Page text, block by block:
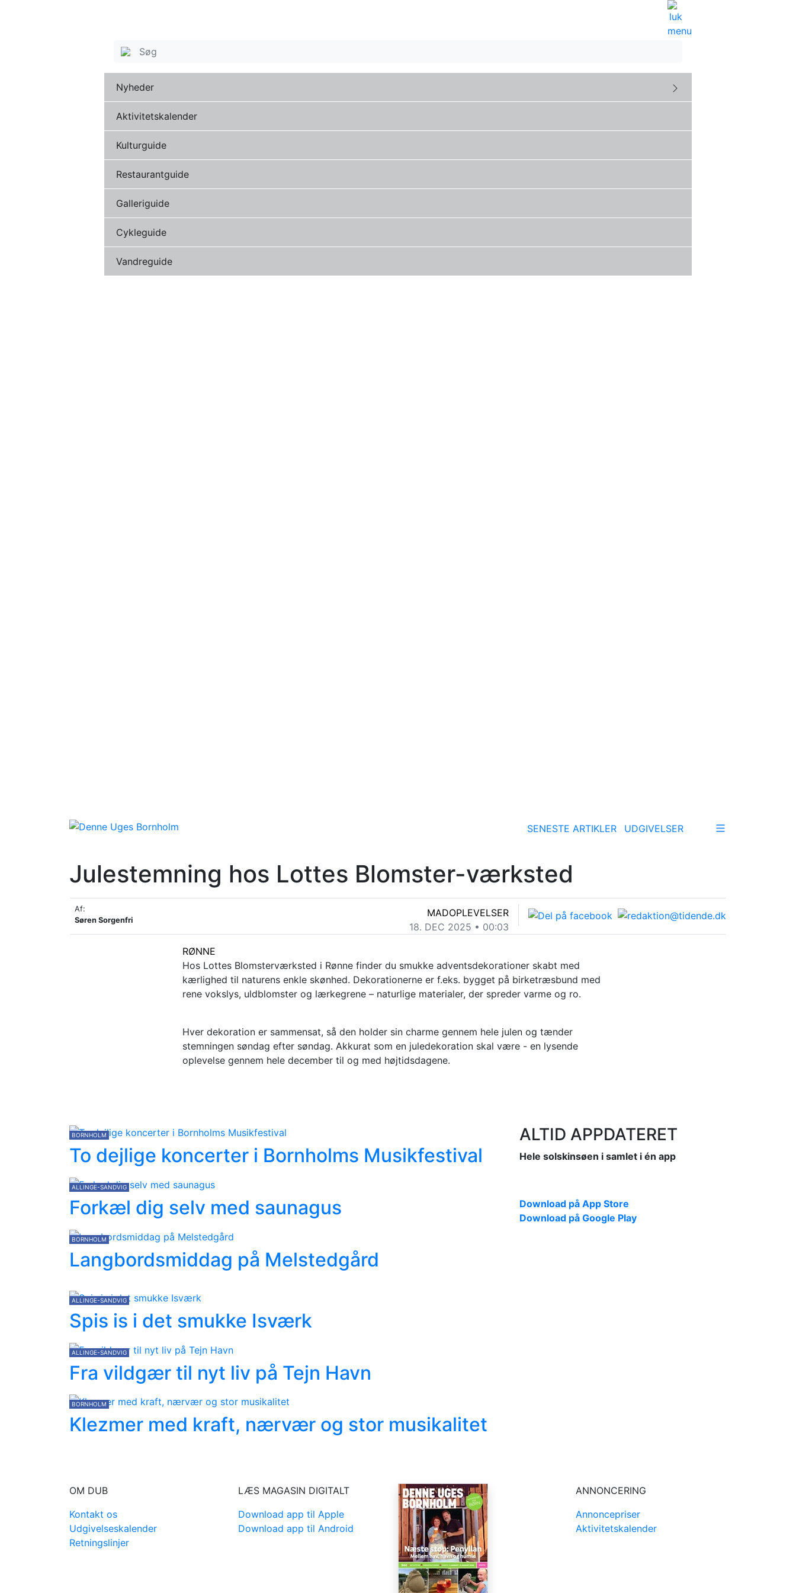
Nyheder
Aktivitetskalender
Kulturguide
Restaurantguide
Galleriguide
Cykleguide
Vandreguide
SENESTE ARTIKLER UDGIVELSER
Julestemning hos Lottes Blomster-værksted
Af:
Søren Sorgenfri
MADOPLEVELSER
18. DEC 2025 • 00:03
RØNNE
Hos Lottes Blomsterværksted i Rønne finder du smukke adventsdekorationer skabt med
kærlighed til naturens enkle skønhed. Dekorationerne er f.eks. bygget på birketræsbund med
rene vokslys, uldblomster og lærkegrene – naturlige materialer, der spreder varme og ro.
Hver dekoration er sammensat, så den holder sin charme gennem hele julen og tænder
stemningen søndag efter søndag. Akkurat som en juledekoration skal være - en lysende
oplevelse gennem hele december til og med højtidsdagene.
BORNHOLM
To dejlige koncerter i Bornholms Musikfestival
ALLINGE-SANDVIG
Forkæl dig selv med saunagus
BORNHOLM
Langbordsmiddag på Melstedgård
ALTID APPDATERET
Hele solskinsøen i samlet i én app
Download på App Store
Download på Google Play
ALLINGE-SANDVIG
Spis is i det smukke Isværk
ALLINGE-SANDVIG
Fra vildgær til nyt liv på Tejn Havn
BORNHOLM
Klezmer med kraft, nærvær og stor musikalitet
OM DUB
Kontakt os
Udgivelseskalender
Retningslinjer
LÆS MAGASIN DIGITALT
Download app til Apple
Download app til Android
ANNONCERING
Annoncepriser
Aktivitetskalender